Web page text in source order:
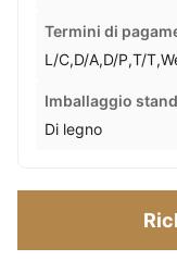
Termini di
L/C,D/A,D/P,T/
Imballaggio
Di legno